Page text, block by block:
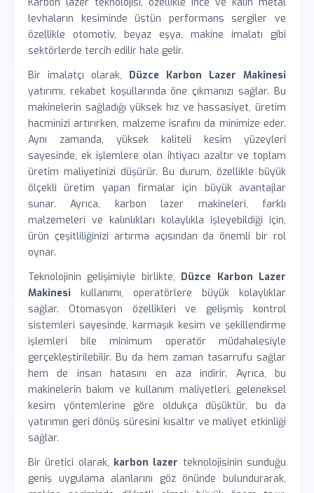
levhaların kesiminde üstün performans sergiler ve
özellikle otomotiv, beyaz eşya, makine imalatı gibi
sektörlerde tercih edilir hale gelir.
Bir imalatçı olarak, Düzce Karbon Lazer Makinesi
yatırımı, rekabet koşullarında öne çıkmanızı sağlar. Bu
makinelerin sağladığı yüksek hız ve hassasiyet, üretim
hacminizi artırırken, malzeme israfını da minimize eder.
Aynı zamanda, yüksek kaliteli kesim yüzeyleri
sayesinde, ek işlemlere olan ihtiyacı azaltır ve toplam
üretim maliyetinizi düşürür. Bu durum, özellikle büyük
ölçekli üretim yapan firmalar için büyük avantajlar
sunar. Ayrıca, karbon lazer makineleri, farklı
malzemeleri ve kalınlıkları kolaylıkla işleyebildiği için,
ürün çeşitliliğinizi artırma açısından da önemli bir rol
oynar.
Teknolojinin gelişimiyle birlikte, Düzce Karbon Lazer
Makinesi kullanımı, operatörlere büyük kolaylıklar
sağlar. Otomasyon özellikleri ve gelişmiş kontrol
sistemleri sayesinde, karmaşık kesim ve şekillendirme
işlemleri bile minimum operatör müdahalesiyle
gerçekleştirilebilir. Bu da hem zaman tasarrufu sağlar
hem de insan hatasını en aza indirir. Ayrıca, bu
makinelerin bakım ve kullanım maliyetleri, geleneksel
kesim yöntemlerine göre oldukça düşüktür, bu da
yatırımın geri dönüş süresini kısaltır ve maliyet etkinliği
sağlar.
Bir üretici olarak, karbon lazer teknolojisinin sunduğu
geniş uygulama alanlarını göz önünde bulundurarak,